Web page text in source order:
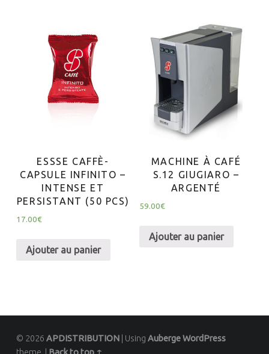
ESSSE CAFFÈ-
CAPSULE INFINITO –
INTENSE ET
PERSISTANT (50 PCS)
17.00€
Ajouter au panier
MACHINE À CAFÉ
S.12 GIUGIARO –
ARGENTÉ
59.00€
Ajouter au panier
© 2026 APDISTRIBUTION Using AubergeWordPress
theme.
Back to top ↑